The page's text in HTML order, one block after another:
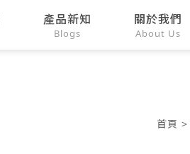
產品新知
Blogs
關於我們
About Us
首頁 >